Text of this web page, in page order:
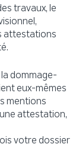
travaux, le
attestations
dommage-
eux-mêmes
mentions
attestation,
votre dossier